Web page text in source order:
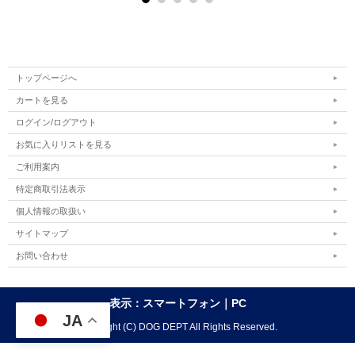
JA
トップページへ
カートを見る
ログイン/ログアウト
お気に入りリストを見る
ご利用案内
特定商取引法表示
個人情報の取扱い
サイトマップ
お問い合わせ
表示：スマートフォン｜ PC
Copyright (C) DOG DEPT All Rights Reserved.